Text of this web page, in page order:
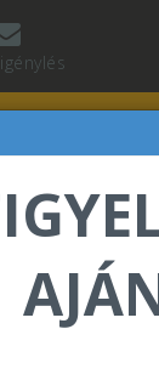
üdvözli